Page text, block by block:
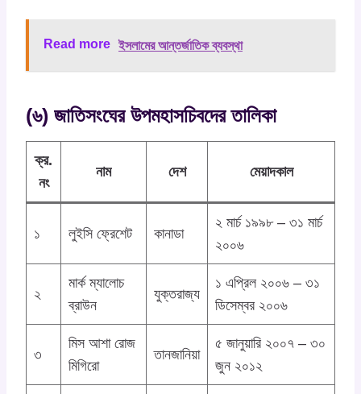
Read more ইসলামের আন্তর্জাতিক ব্যবস্থা
(৬) জাতিসংঘের উপমহাসচিবদের তালিকা
ক্র.
নং
নাম দেশ মেয়াদকাল
১ লুইসি ফ্রেশেট কানাডা
২ মার্চ ১৯৯৮ – ৩১ মার্চ
২০০৬
২
মার্ক ম্যালোচ
ব্রাউন
যুক্তরাজ্য
১ এপ্রিল ২০০৬ – ৩১
ডিসেম্বর ২০০৬
৩
মিস আশা রোজ
মিগিরো
তানজানিয়া
৫ জানুয়ারি ২০০৭ – ৩০
জুন ২০১২